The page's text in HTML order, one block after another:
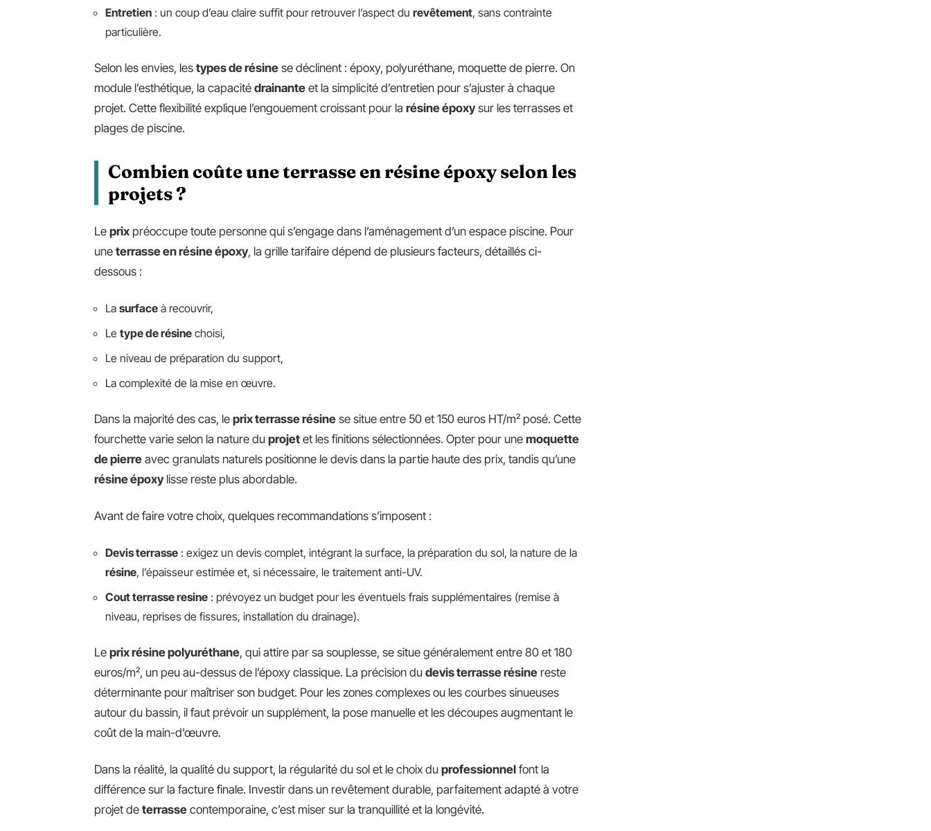
Entretien : un coup d’eau claire suffit pour retrouver l’aspect du revêtement, sans contrainte
particulière.
Selon les envies, les types de résine se déclinent : époxy, polyuréthane, moquette de pierre. On
module l’esthétique, la capacité drainante et la simplicité d’entretien pour s’ajuster à chaque
projet. Cette flexibilité explique l’engouement croissant pour la résine époxysur les terrasses et
plages de piscine.
Combien coûte une terrasse en résine époxy selon les
projets ?
Le prix préoccupe toute personne qui s’engage dans l’aménagement d’un espace piscine. Pour
une terrasse en résine époxy, la grille tarifaire dépend de plusieurs facteurs, détaillés ci-
dessous :
La surface à recouvrir,
Le type de résine choisi,
Le niveau de préparation du support,
La complexité de la mise en œuvre.
Dans la majorité des cas, le prix terrasse résine se situe entre 50 et 150 euros HT/m² posé. Cette
fourchette varie selon la nature du projet et les finitions sélectionnées. Opter pour une moquette
de pierre avec granulats naturels positionne le devis dans la partie haute des prix, tandis qu’une
résine époxylisse reste plus abordable.
Avant de faire votre choix, quelques recommandations s’imposent :
Devis terrasse : exigez un devis complet, intégrant la surface, la préparation du sol, la nature de la
résine, l’épaisseur estimée et, si nécessaire, le traitement anti-UV.
Cout terrasse resine : prévoyez un budget pour les éventuels frais supplémentaires (remise à
niveau, reprises de fissures, installation du drainage).
Le prix résine polyuréthane, qui attire par sa souplesse, se situe généralement entre 80 et 180
euros/m², un peu au-dessus de l’époxy classique. La précision du devis terrasse résine reste
déterminante pour maîtriser son budget. Pour les zones complexes ou les courbes sinueuses
autour du bassin, il faut prévoir un supplément, la pose manuelle et les découpes augmentant le
coût de la main-d’œuvre.
Dans la réalité, la qualité du support, la régularité du sol et le choix du professionnel font la
différence sur la facture finale. Investir dans un revêtement durable, parfaitement adapté à votre
projet de terrasse contemporaine, c’est miser sur la tranquillité et la longévité.